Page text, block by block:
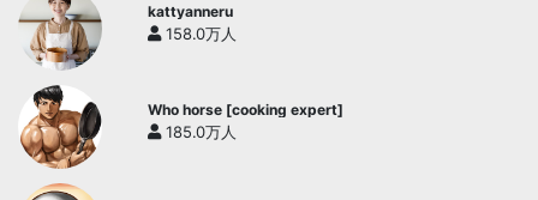
kattyanneru
158.0万人
Who horse [cooking expert]
185.0万人